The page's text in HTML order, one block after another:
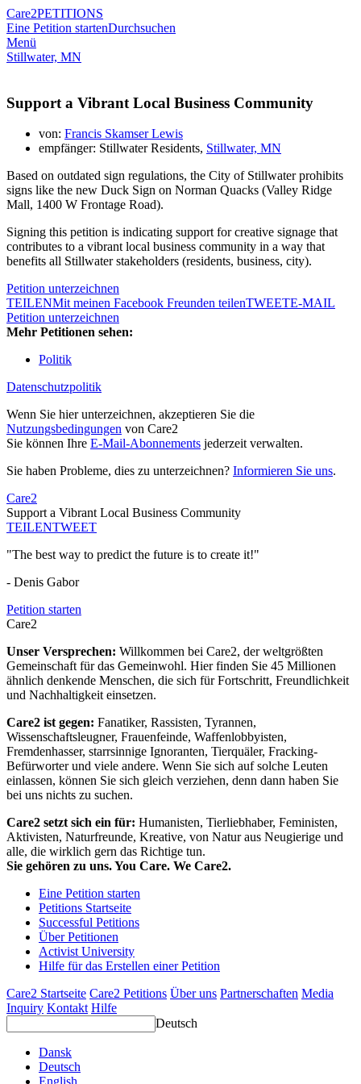
Care2PETITIONS
Eine Petition startenDurchsuchen
Menü
Stillwater, MN
Support a Vibrant Local Business Community
von: Francis Skamser Lewis
empfänger: Stillwater Residents, Stillwater, MN
Based on outdated sign regulations, the City of Stillwater prohibits
signs like the new Duck Sign on Norman Quacks (Valley Ridge
Mall, 1400 W Frontage Road).
Signing this petition is indicating support for creative signage that
contributes to a vibrant local business community in a way that
benefits all Stillwater stakeholders (residents, business, city).
Petition unterzeichnen
TEILENMit meinen Facebook Freunden teilenTWEETE-MAIL
Petition unterzeichnen
Mehr Petitionen sehen:
Politik
Datenschutzpolitik
Wenn Sie hier unterzeichnen, akzeptieren Sie die
Nutzungsbedingungen von Care2
Sie können Ihre E-Mail-Abonnements jederzeit verwalten.
Sie haben Probleme, dies zu unterzeichnen? Informieren Sie uns.
Care2
Support a Vibrant Local Business Community
TEILENTWEET
"The best way to predict the future is to create it!"
- Denis Gabor
Petition starten
Care2
Unser Versprechen: Willkommen bei Care2, der weltgrößten
Gemeinschaft für das Gemeinwohl. Hier finden Sie 45 Millionen
ähnlich denkende Menschen, die sich für Fortschritt, Freundlichkeit
und Nachhaltigkeit einsetzen.
Care2 ist gegen: Fanatiker, Rassisten, Tyrannen,
Wissenschaftsleugner, Frauenfeinde, Waffenlobbyisten,
Fremdenhasser, starrsinnige Ignoranten, Tierquäler, Fracking-
Befürworter und viele andere. Wenn Sie sich auf solche Leuten
einlassen, können Sie sich gleich verziehen, denn dann haben Sie
bei uns nichts zu suchen.
Care2 setzt sich ein für: Humanisten, Tierliebhaber, Feministen,
Aktivisten, Naturfreunde, Kreative, von Natur aus Neugierige und
alle, die wirklich gern das Richtige tun.
Sie gehören zu uns. You Care. We Care2.
Eine Petition starten
Petitions Startseite
Successful Petitions
Über Petitionen
Activist University
Hilfe für das Erstellen einer Petition
Care2 Startseite Care2 Petitions Über uns Partnerschaften Media
Inquiry Kontakt Hilfe
Deutsch
Dansk
Deutsch